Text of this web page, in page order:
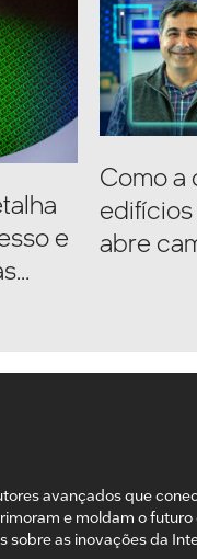
e
Como a
abre
avançados que
e moldam o
sobre as inovações da